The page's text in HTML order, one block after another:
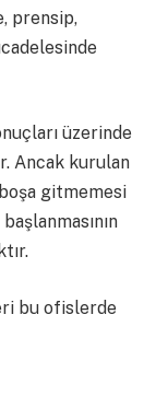
prensip,
üzerinde
Ancak kurulan
gitmemesi
bu ofislerde